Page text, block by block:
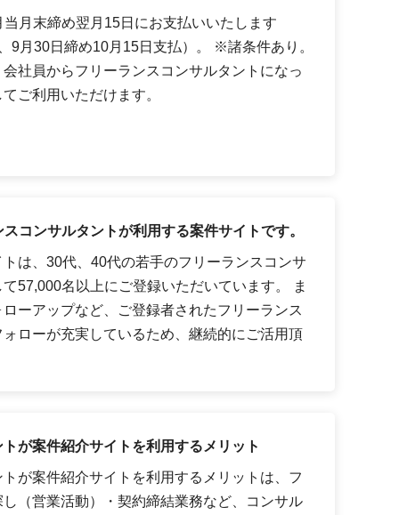
月末締め翌月15日にお支払いいたします
9月30日締め10月15日支払）。 ※諸条件あり。
社員からフリーランスコンサルタントになっ
ご利用いただけます。
コンサルタントが利用する案件サイトです。
は、30代、40代の若手のフリーランスコンサ
57,000名以上にご登録いただいています。 ま
ーアップなど、ご登録者されたフリーランス
ローが充実しているため、継続的にご活用頂
が案件紹介サイトを利用するメリット
が案件紹介サイトを利用するメリットは、フ
（営業活動）・契約締結業務など、コンサル